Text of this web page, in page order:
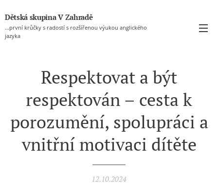
Dětská skupina V Zahradě
...první krůčky s radostí s rozšířenou výukou anglického
jazyka
Respektovat a být
respektován – cesta k
porozumění, spolupráci a
vnitřní motivaci dítěte
12.10.2024